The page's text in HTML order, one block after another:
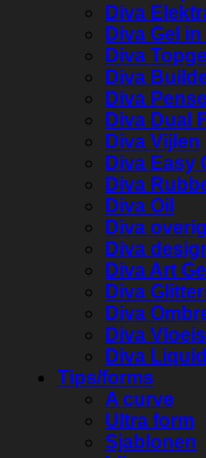
Diva
Diva Gel
Diva
Diva
Diva
Diva Dual
Diva Vijlen
Diva Easy
Diva
Diva Oil
Diva overig
Diva
Diva Art
Diva
Diva
Diva
Diva
Tips/forms
A curve
Ultra form
Sjablonen